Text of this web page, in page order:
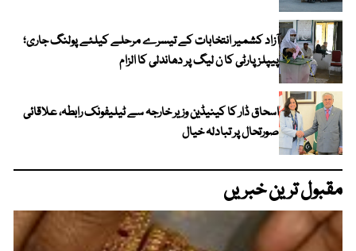
آزاد کشمیر انتخابات کے تیسرے مرحلے کیلئے پولنگ جاری؛
پیپلز پارٹی کا ن لیگ پر دھاندلی کا الزام
اسحاق ڈار کا کینیڈین وزیر خارجہ سے ٹیلیفونک رابطہ، علاقائی
صورتحال پر تبادلہ خیال
مقبول ترین خبریں